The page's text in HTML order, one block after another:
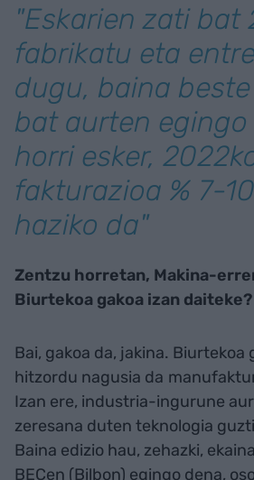
"Eskarien zati bat
fabrikatu eta
dugu, baina
bat aurten
horri esker,
fakturazioa % 7-
haziko da"
Zentzu horretan, Makina-
Biurtekoa gakoa izan
Bai, gakoa da, jakina. Biurtekoa
hitzordu nagusia da
Izan ere, industria-ingurune
zeresana duten teknologia
Baina edizio hau, zehazki,
BECen (Bilbon) egingo dena,